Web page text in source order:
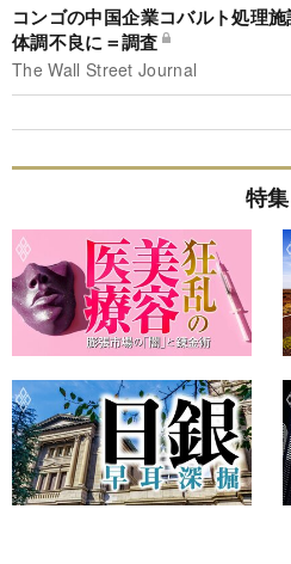
コンゴの中国企業コバルト処理
体調不良に＝調査
The Wall Street Journal
特集